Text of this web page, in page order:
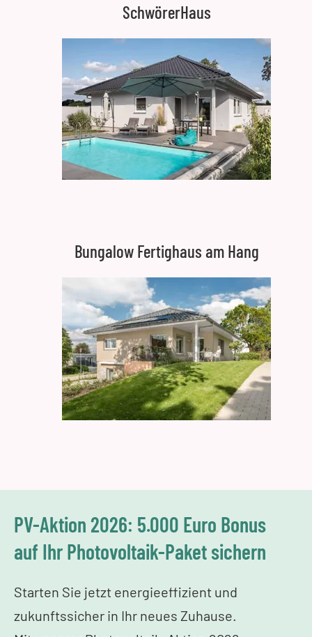
SchwörerHaus
Bungalow Fertighaus am Hang
PV-Aktion 2026: 5.000 Euro Bonus
auf Ihr Photovoltaik-Paket sichern
Starten Sie jetzt energieeffizient und
zukunftssicher in Ihr neues Zuhause.